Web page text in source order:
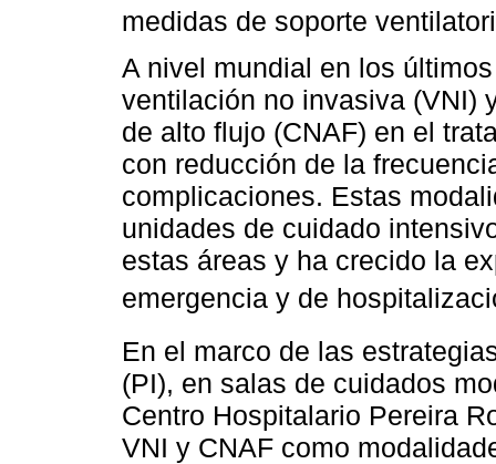
medidas de soporte
A nivel mundial en los
ventilación no invasiva (VNI)
de alto flujo (CNAF) en el
con reducción de la
complicaciones. Estas
unidades de cuidado
estas áreas y ha crecido la
emergencia y de
En el marco de las
(PI), en salas de cuidados
Centro Hospitalario Pereira
VNI y CNAF como